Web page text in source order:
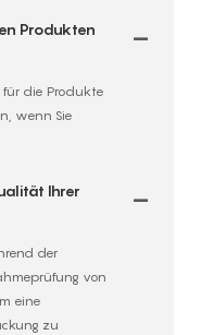
Produkten
für die Produkte
wenn Sie
Ihrer
der
von
eine
zu